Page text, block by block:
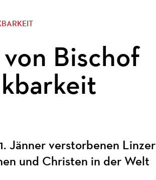
Bischof
Jänner verstorbenen Linzer
und Christen in der Welt